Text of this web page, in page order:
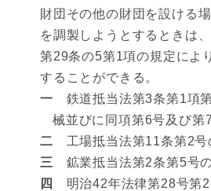
財団その他の財団を設ける
を調製しようとするときは
第29条の5第1項の規定によ
することができる。
一 鉄道抵当法第3条第1項
械並びに同項第6号及び第
二 工場抵当法第11条第2号
三
鉱業抵当法第2条第5号
四
明治42年法律第28号第